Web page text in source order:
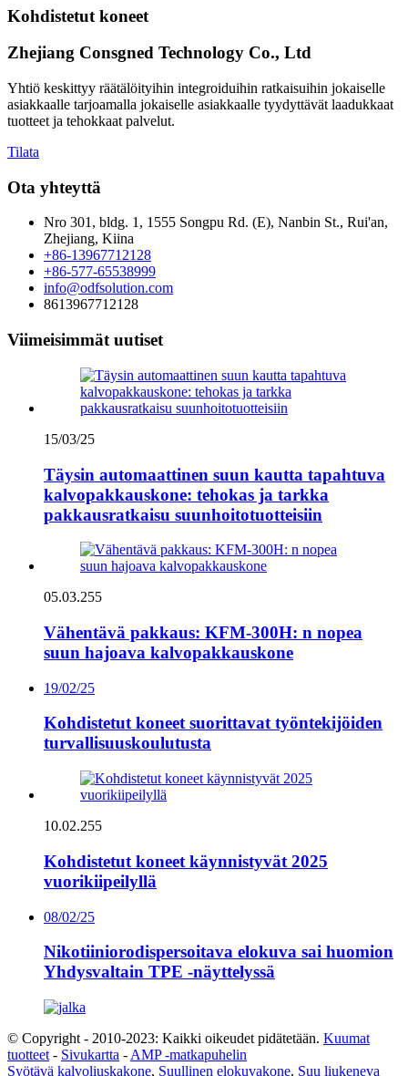
Kohdistetut koneet
Zhejiang Consgned Technology Co., Ltd
Yhtiö keskittyy räätälöityihin integroiduihin ratkaisuihin jokaiselle
asiakkaalle tarjoamalla jokaiselle asiakkaalle tyydyttävät laadukkaat
tuotteet ja tehokkaat palvelut.
Tilata
Ota yhteyttä
Nro 301, bldg. 1, 1555 Songpu Rd. (E), Nanbin St., Rui'an,
Zhejiang, Kiina
+86-13967712128
+86-577-65538999
info@odfsolution.com
8613967712128
Viimeisimmät uutiset
15/03/25
Täysin automaattinen suun kautta tapahtuva
kalvopakkauskone: tehokas ja tarkka
pakkausratkaisu suunhoitotuotteisiin
05.03.255
Vähentävä pakkaus: KFM-300H: n nopea
suun hajoava kalvopakkauskone
19/02/25
Kohdistetut koneet suorittavat työntekijöiden
turvallisuuskoulutusta
10.02.255
Kohdistetut koneet käynnistyvät 2025
vuorikiipeilyllä
08/02/25
Nikotiiniorodispersoitava elokuva sai huomion
Yhdysvaltain TPE -näyttelyssä
© Copyright - 2010-2023: Kaikki oikeudet pidätetään. Kuumat
tuotteet - Sivukartta - AMP -matkapuhelin
Syötävä kalvoliuskakone, Suullinen elokuvakone, Suu liukeneva